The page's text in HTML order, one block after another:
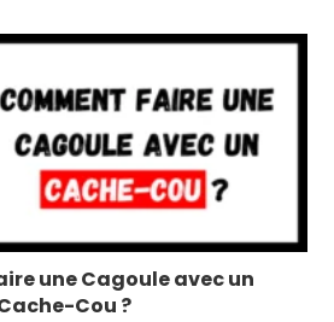
une Cagoule avec un
Cou ?